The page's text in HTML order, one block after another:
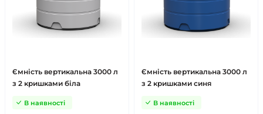
Ємність вертикальна 3000 л
з 2 кришками біла
В наявності
Ємність вертикальна 3000 л
з 2 кришками синя
В наявності